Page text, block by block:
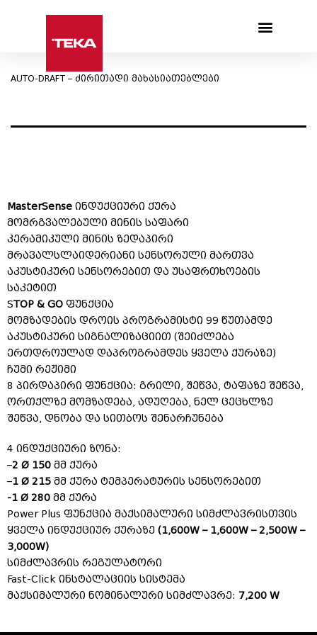
AUTO-DRAFT – ძირითადი მახასიათებლები
MasterSense ინდუქციური ქურა
მომრგვალებული მინის საფარი
კერამიკული მინის ზედაპირი
მრავალსლაიდერიანი სენსორული მართვა
აკუსტიკური სენსორებით და უსაფრთხოების
საკეტით
STOP & GO ფუნქცია
მომზადების დროის პროგრამისტი 99 წუთამდე
აკუსტიკური სიგნალიზაციით (შეიძლება
ერთდროულად დაპროგრამდეს ყველა ქურაზე)
ჩუმი რეჟიმი
8 პირდაპირი ფუნქცია: გრილი, შეწვა, ტაფაზე შეწვა,
ორთქლზე მომზადება, ადუღება, ნელ ცეცხლზე
შეწვა, დნობა და სითბოს შენარჩუნება
4 ინდუქციური ზონა:
–2 Ø 150 მმ ქურა
–1 Ø 215 მმ ქურა ტემპერატურის სენსორებით
-1 Ø 280 მმ ქურა
Power Plus ფუნქცია მაქსიმალური სიმძლავრისთვის
ყველა ინდუქციურ ქურაზე (1,600W – 1,600W – 2,500W –
3,000W)
სიმძლავრის რეგულატორი
Fast-Click ინსტალაციის სისტემა
მაქსიმალური ნომინალური სიმძლავრე: 7,200 W